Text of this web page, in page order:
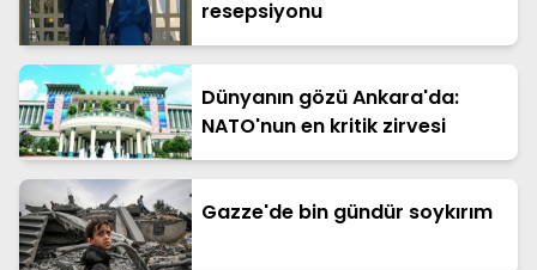
resepsiyonu
Dünyanın gözü Ankara'da:
NATO'nun en kritik zirvesi
Gazze'de bin gündür soykırım